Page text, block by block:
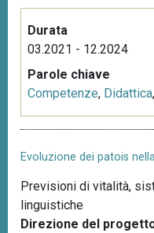
Durata
03.2021 - 12.2024
Parole chiave
Competenze, Didattica,
Evoluzione dei patois
Previsioni di vitalità,
linguistiche
Direzione del